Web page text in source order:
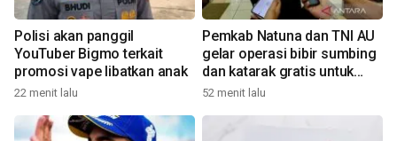
Polisi akan panggil
YouTuber Bigmo terkait
promosi vape libatkan anak
22 menit lalu
Pemkab Natuna dan TNI AU
gelar operasi bibir sumbing
dan katarak gratis untuk
warga
52 menit lalu